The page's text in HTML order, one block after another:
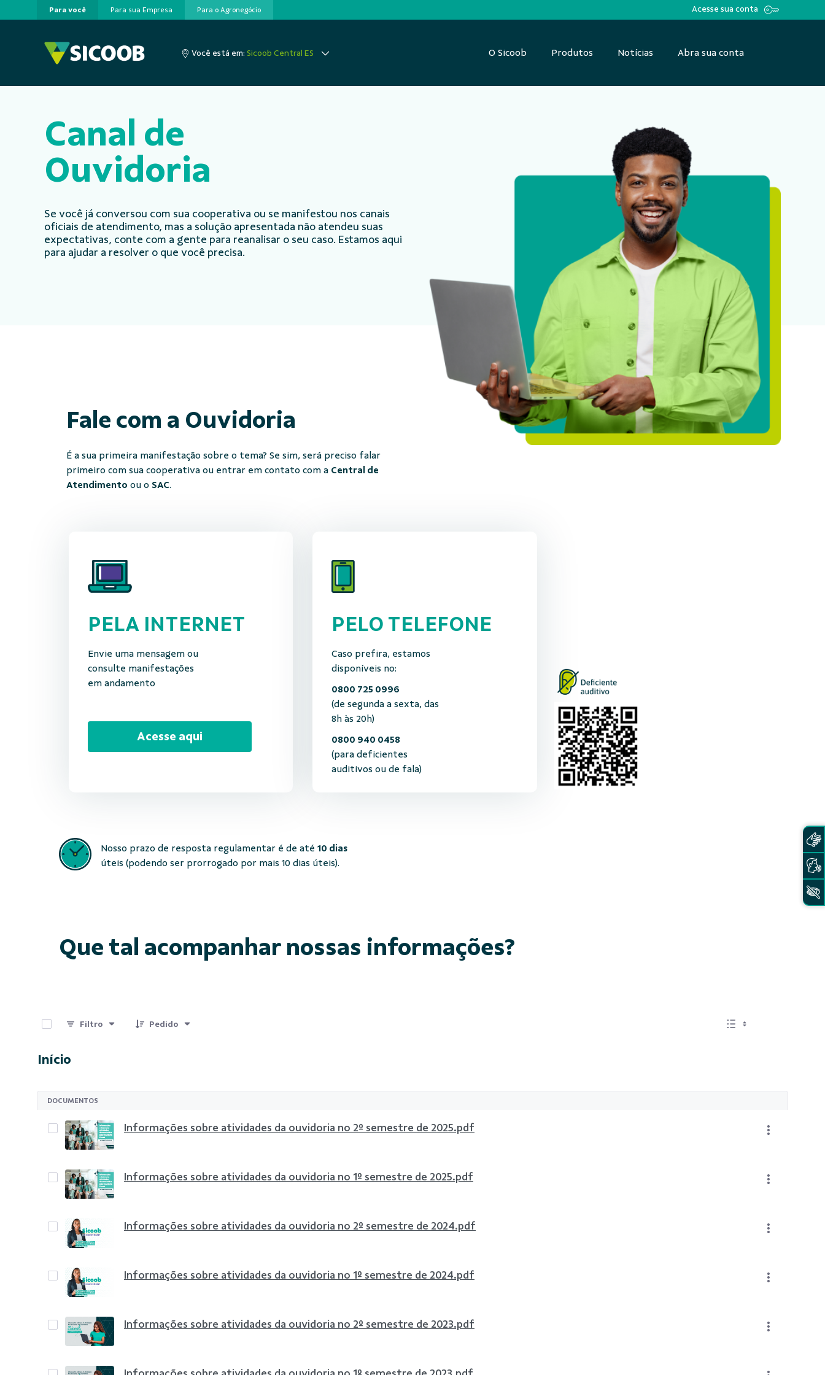
Pular para o Conteúdo principal
Para você Para sua Empresa Para o Agronegócio Acesse sua conta
Você está em:Sicoob Central ES O Sicoob Produtos Notícias Abra sua conta
Canal de
Ouvidoria
Se você já conversou com sua cooperativa ou se manifestou nos canais
oficiais de atendimento, mas a solução apresentada não atendeu suas
expectativas, conte com a gente para reanalisar o seu caso. Estamos aqui
para ajudar a resolver o que você precisa.
Fale com a Ouvidoria
É a sua primeira manifestação sobre o tema? Se sim, será preciso falar
primeiro com sua cooperativa ou entrar em contato com a Central de
Atendimento ou o SAC.
PELA INTERNET
Envie uma mensagem ou
consulte manifestações
em andamento
Acesse aqui
PELO TELEFONE
Caso prefira, estamos
disponíveis no:
0800 725 0996
(de segunda a sexta, das
8h às 20h)
0800 940 0458
(para deficientes
auditivos ou de fala)
Nosso prazo de resposta regulamentar é de até 10 dias
úteis (podendo ser prorrogado por mais 10 dias úteis).
Que tal acompanhar nossas informações?
Filtro Pedido
Início
DOCUMENTOS
Informações sobre atividades da ouvidoria no 2º semestre de 2025.pdf
Informações sobre atividades da ouvidoria no 1º semestre de 2025.pdf
Informações sobre atividades da ouvidoria no 2º semestre de 2024.pdf
Informações sobre atividades da ouvidoria no 1º semestre de 2024.pdf
Informações sobre atividades da ouvidoria no 2º semestre de 2023.pdf